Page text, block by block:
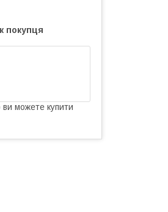
покупця
ви можете купити